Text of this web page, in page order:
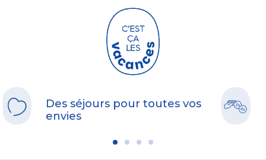
Des séjours pour toutes vos
envies